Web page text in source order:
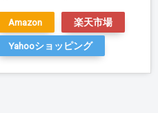
Amazon 楽天市場
Yahooショッピング